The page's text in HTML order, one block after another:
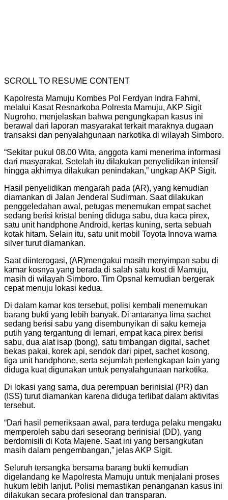
SCROLL TO RESUME CONTENT
Kapolresta Mamuju Kombes Pol Ferdyan Indra Fahmi,
melalui Kasat Resnarkoba Polresta Mamuju, AKP Sigit
Nugroho, menjelaskan bahwa pengungkapan kasus ini
berawal dari laporan masyarakat terkait maraknya dugaan
transaksi dan penyalahgunaan narkotika di wilayah Simboro.
“Sekitar pukul 08.00 Wita, anggota kami menerima informasi
dari masyarakat. Setelah itu dilakukan penyelidikan intensif
hingga akhirnya dilakukan penindakan,” ungkap AKP Sigit.
Hasil penyelidikan mengarah pada (AR), yang kemudian
diamankan di Jalan Jenderal Sudirman. Saat dilakukan
penggeledahan awal, petugas menemukan empat sachet
sedang berisi kristal bening diduga sabu, dua kaca pirex,
satu unit handphone Android, kertas kuning, serta sebuah
kotak hitam. Selain itu, satu unit mobil Toyota Innova warna
silver turut diamankan.
Saat diinterogasi, (AR)mengakui masih menyimpan sabu di
kamar kosnya yang berada di salah satu kost di Mamuju,
masih di wilayah Simboro. Tim Opsnal kemudian bergerak
cepat menuju lokasi kedua.
Di dalam kamar kos tersebut, polisi kembali menemukan
barang bukti yang lebih banyak. Di antaranya lima sachet
sedang berisi sabu yang disembunyikan di saku kemeja
putih yang tergantung di lemari, empat kaca pirex berisi
sabu, dua alat isap (bong), satu timbangan digital, sachet
bekas pakai, korek api, sendok dari pipet, sachet kosong,
tiga unit handphone, serta sejumlah perlengkapan lain yang
diduga kuat digunakan untuk penyalahgunaan narkotika.
Di lokasi yang sama, dua perempuan berinisial (PR) dan
(ISS) turut diamankan karena diduga terlibat dalam aktivitas
tersebut.
“Dari hasil pemeriksaan awal, para terduga pelaku mengaku
memperoleh sabu dari seseorang berinisial (DD), yang
berdomisili di Kota Majene. Saat ini yang bersangkutan
masih dalam pengembangan,” jelas AKP Sigit.
Seluruh tersangka bersama barang bukti kemudian
digelandang ke Mapolresta Mamuju untuk menjalani proses
hukum lebih lanjut. Polisi memastikan penanganan kasus ini
dilakukan secara profesional dan transparan.